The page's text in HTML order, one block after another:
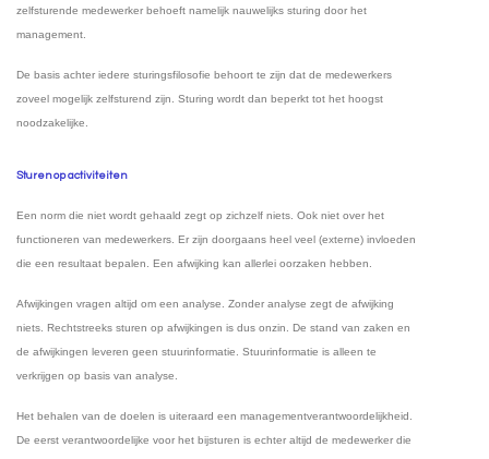
zelfsturende medewerker behoeft namelijk nauwelijks sturing door het
management.
De basis achter iedere sturingsfilosofie behoort te zijn dat de medewerkers
zoveel mogelijk zelfsturend zijn. Sturing wordt dan beperkt tot het hoogst
noodzakelijke.
Sturen op activiteiten
Een norm die niet wordt gehaald zegt op zichzelf niets. Ook niet over het
functioneren van medewerkers. Er zijn doorgaans heel veel (externe) invloeden
die een resultaat bepalen. Een afwijking kan allerlei oorzaken hebben.
Afwijkingen vragen altijd om een analyse. Zonder analyse zegt de afwijking
niets. Rechtstreeks sturen op afwijkingen is dus onzin. De stand van zaken en
de afwijkingen leveren geen stuurinformatie. Stuurinformatie is alleen te
verkrijgen op basis van analyse.
Het behalen van de doelen is uiteraard een managementverantwoordelijkheid.
De eerst verantwoordelijke voor het bijsturen is echter altijd de medewerker die